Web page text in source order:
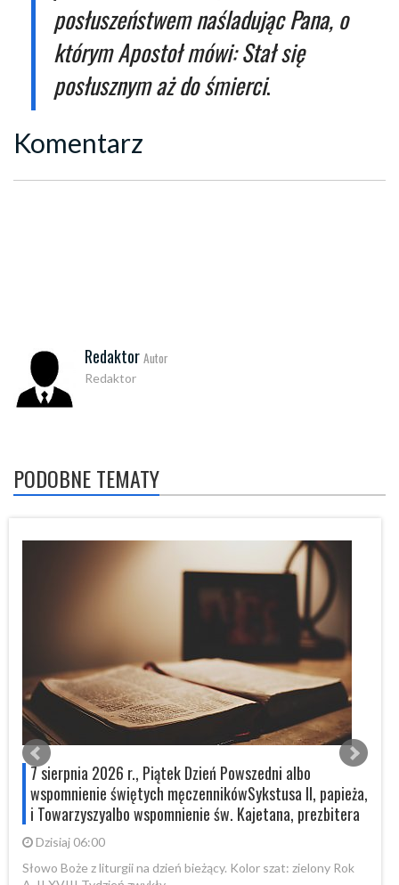
posłuszeństwem naśladując Pana, o
którym Apostoł mówi: Stał się
posłusznym aż do śmierci.
Komentarz
Redaktor Autor
Redaktor
PODOBNE TEMATY
7 sierpnia 2026 r., Piątek Dzień Powszedni albo
wspomnienie świętych męczennikówSykstusa II, papieża,
i Towarzyszyalbo wspomnienie św. Kajetana, prezbitera
Dzisiaj 06:00
Słowo Boże z liturgii na dzień bieżący. Kolor szat: zielony Rok